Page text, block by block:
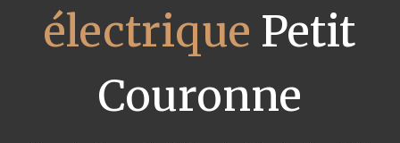
électrique Petit
Couronne